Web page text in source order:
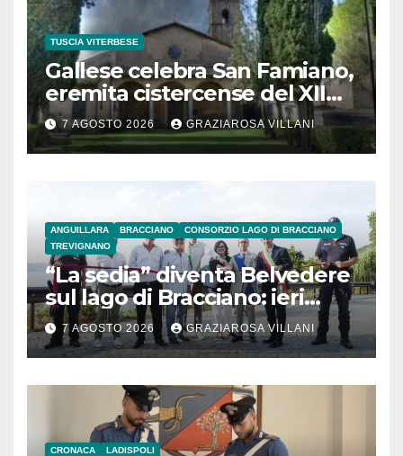
TUSCIA VITERBESE
Gallese celebra San Famiano,
eremita cistercense del XII
secolo
7 AGOSTO 2026 GRAZIAROSA VILLANI
ANGUILLARA BRACCIANO
CONSORZIO LAGO DI BRACCIANO
TREVIGNANO
“La sedia” diventa Belvedere
sul lago di Bracciano: ieri
l’inaugurazione
7 AGOSTO 2026 GRAZIAROSA VILLANI
CRONACA LADISPOLI